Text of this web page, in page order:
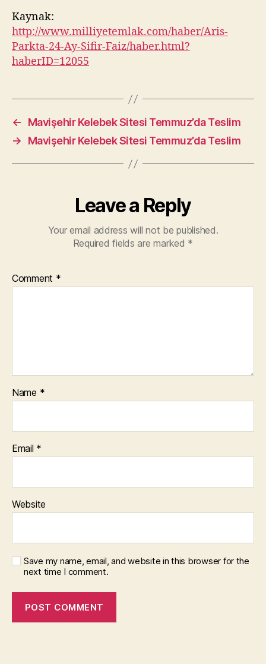
Kaynak:
http://www.milliyetemlak.com/haber/Aris-
Parkta-24-Ay-Sifir-Faiz/haber.html?
haberID=12055
←
Mavişehir Kelebek Sitesi Temmuz’da Teslim
→
Mavişehir Kelebek Sitesi Temmuz’da Teslim
Leave a Reply
Your email address will not be published.
Required fields are marked *
Comment *
Name *
Email *
Website
Save my name, email, and website in this browser for the
next time I comment.